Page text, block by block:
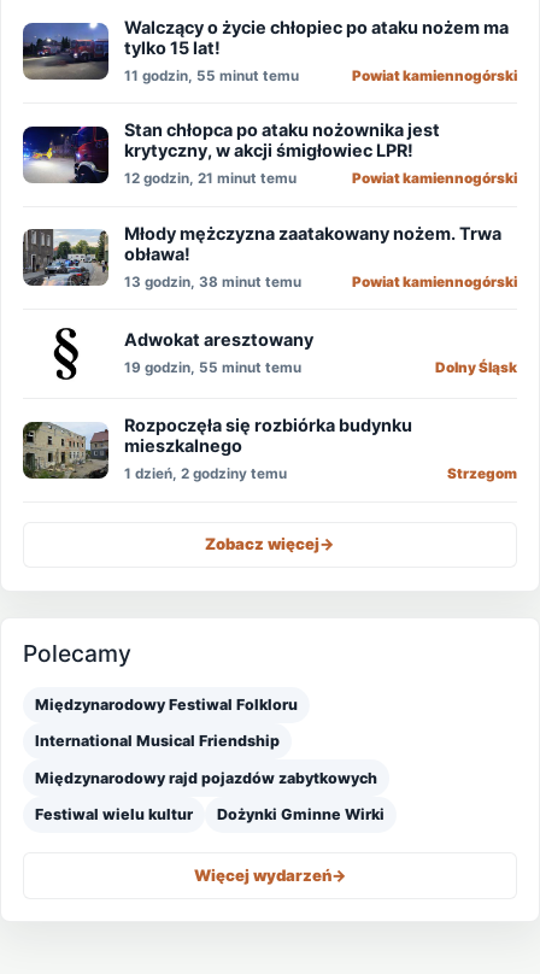
Walczący o życie chłopiec po ataku nożem ma
tylko 15 lat!
11 godzin, 55 minut temu Powiat kamiennogórski
Stan chłopca po ataku nożownika jest
krytyczny, w akcji śmigłowiec LPR!
12 godzin, 21 minut temu Powiat kamiennogórski
Młody mężczyzna zaatakowany nożem. Trwa
obława!
13 godzin, 38 minut temu Powiat kamiennogórski
Adwokat aresztowany
19 godzin, 55 minut temu Dolny Śląsk
Rozpoczęła się rozbiórka budynku
mieszkalnego
1 dzień, 2 godziny temu Strzegom
Zobacz więcej->
Polecamy
Międzynarodowy Festiwal Folkloru
International Musical Friendship
Międzynarodowy rajd pojazdów zabytkowych
Festiwal wielu kultur Dożynki Gminne Wirki
Więcej wydarzeń->